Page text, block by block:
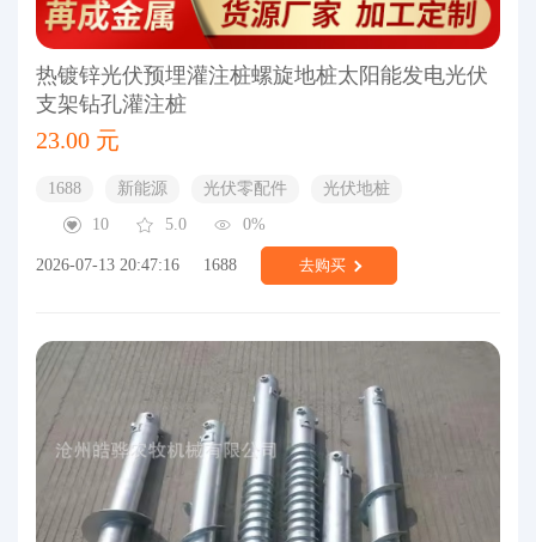
热镀锌光伏预埋灌注桩螺旋地桩太阳能发电光伏
支架钻孔灌注桩
23.00 元
1688 新能源 光伏零配件
光伏地桩
10
5.0 0%
2026-07-13 20:47:16 1688 去购买